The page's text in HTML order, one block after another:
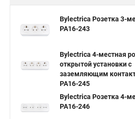
Bylectrica Розетка 3-
РА16-243
Bylectrica 4-местная
открытой установки с
заземляющим
РА16-245
Bylectrica Розетка 4-
РА16-246